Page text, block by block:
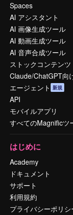
Spaces
AI アシスタント
AI 画像生成ツール
AI 動画生成ツール
AI 音声合成ツール
ストックコンテンツ
Claude/ChatGPT向
エージェント 新規
API
モバイルアプリ
すべてのMagnificツ
はじめに
Academy
ドキュメント
サポート
利用規約
プライバシーポリシ